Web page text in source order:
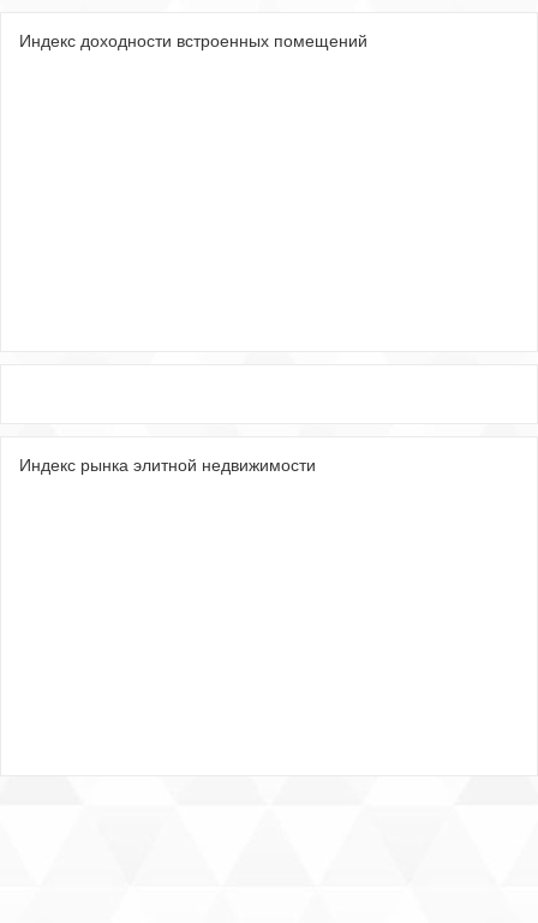
Индекс доходности встроенных помещений
Индекс рынка элитной недвижимости